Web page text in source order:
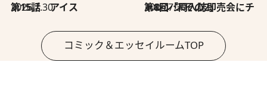
2026.7.30
第15話 アイス 2026.7.30
第8回「同人誌即売会にチャレンジ その2」
コミック＆エッセイルームTOP